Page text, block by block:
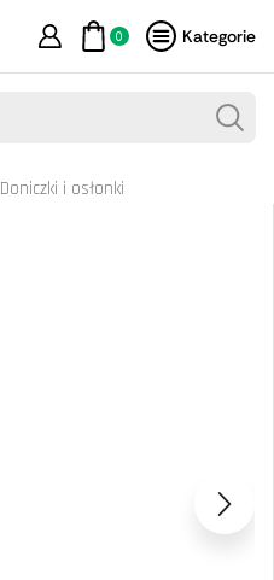
0 Kategorie
Doniczki i osłonki